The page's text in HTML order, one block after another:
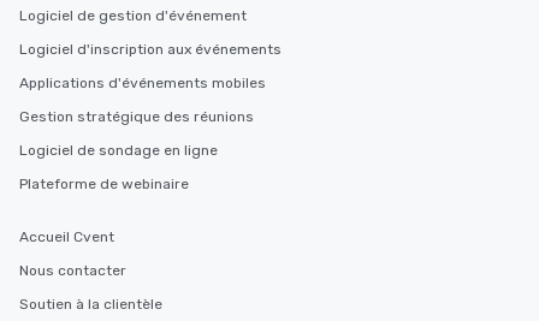
Logiciel de gestion d'événement
Logiciel d'inscription aux événements
Applications d'événements mobiles
Gestion stratégique des réunions
Logiciel de sondage en ligne
Plateforme de webinaire
Accueil Cvent
Nous contacter
Soutien à la clientèle